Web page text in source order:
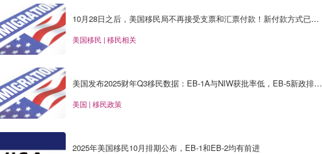
10月28日之后，美国移民局不再接受支票和汇票付款！新付款方式已上
美国移民 | 移民相关
美国发布2025财年Q3移民数据：EB-1A与NIW获批率低，EB-5新政排期
美国 | 移民政策
2025年美国移民10月排期公布，EB-1和EB-2均有前进